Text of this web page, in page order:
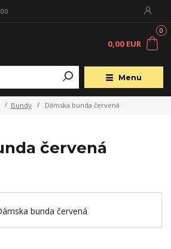
Menu
0
0,00 EUR
Bundy Dámska bunda červená
červená